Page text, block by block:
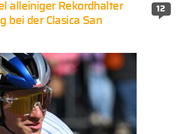
12
alleiniger Rekordhalter
bei der Clasica San